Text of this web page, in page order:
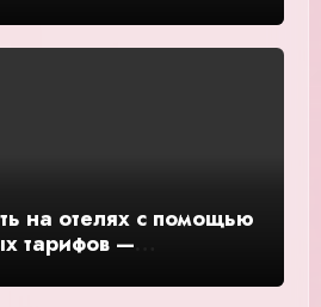
на отелях с помощью
тарифов —